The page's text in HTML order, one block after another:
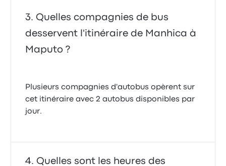
Quelles compagnies de bus
desservent l'itinéraire de Manhica à
Maputo ?
Plusieurs compagnies d'autobus opèrent sur
cet itinéraire avec 2 autobus disponibles par
jour.
Quelles sont les heures des